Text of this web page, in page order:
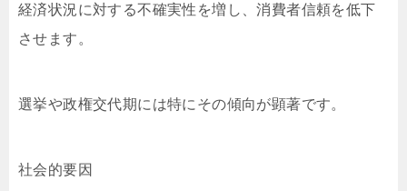
経済状況に対する不確実性を増し、消費者信頼を低下
させます。
選挙や政権交代期には特にその傾向が顕著です。
社会的要因